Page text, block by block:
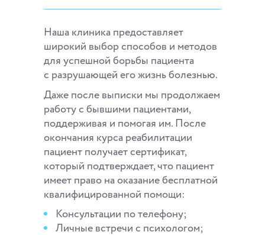
Наша клиника предоставляет
широкий выбор способов и методов
для успешной борьбы пациента
с разрушающей его жизнь болезнью.
Даже после выписки мы продолжаем
работу с бывшими пациентами,
поддерживая и помогая им. После
окончания курса реабилитации
пациент получает сертификат,
который подтверждает, что пациент
имеет право на оказание бесплатной
квалифицированной помощи:
Консультации по телефону;
Личные встречи с психологом;